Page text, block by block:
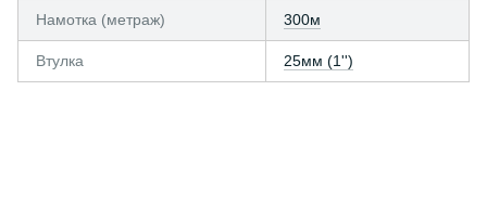
Намотка (метраж) 300м
Втулка 25мм (1'')